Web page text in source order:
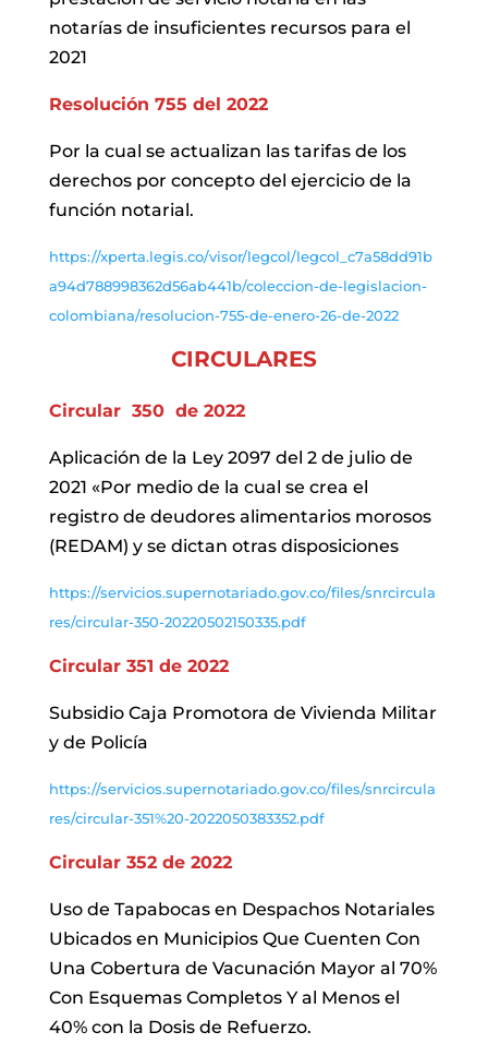
notarías de insuficientes recursos para el
2021
Resolución 755 del 2022
Por la cual se actualizan las tarifas de los
derechos por concepto del ejercicio de la
función notarial.
https://xperta.legis.co/visor/legcol/legcol_c7a58dd91b
a94d788998362d56ab441b/coleccion-de-legislacion-
colombiana/resolucion-755-de-enero-26-de-2022
CIRCULARES
Circular 350 de 2022
Aplicación de la Ley 2097 del 2 de julio de
2021 «Por medio de la cual se crea el
registro de deudores alimentarios morosos
(REDAM) y se dictan otras disposiciones
https://servicios.supernotariado.gov.co/files/snrcircula
res/circular-350-20220502150335.pdf
Circular 351 de 2022
Subsidio Caja Promotora de Vivienda Militar
y de Policía
https://servicios.supernotariado.gov.co/files/snrcircula
res/circular-351%20-2022050383352.pdf
Circular 352 de 2022
Uso de Tapabocas en Despachos Notariales
Ubicados en Municipios Que Cuenten Con
Una Cobertura de Vacunación Mayor al 70%
Con Esquemas Completos Y al Menos el
40% con la Dosis de Refuerzo.